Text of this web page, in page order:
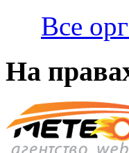
Все
На